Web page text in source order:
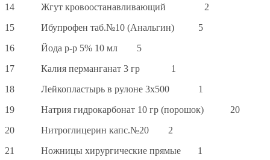
14 Жгут кровоостанавливающий 2
15 Ибупрофен таб.№10 (Анальгин) 5
16 Йода р-р 5% 10 мл 5
17 Калия перманганат 3 гр 1
18 Лейкопластырь в рулоне 3х500 1
19 Натрия гидрокарбонат 10 гр (порошок) 20
20 Нитроглицерин капс.№20 2
21 Ножницы хирургические прямые 1